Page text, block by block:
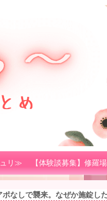
ュリ≫ 【体験談募集】修羅
ポなしで襲来。なぜか施錠し